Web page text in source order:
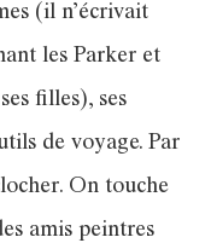
(il n’écrivait
les Parker et
filles), ses
de voyage. Par
On touche
amis peintres